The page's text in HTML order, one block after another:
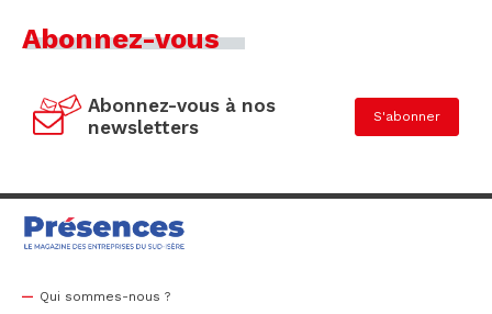
Abonnez-vous
Abonnez-vous à nos
newsletters
S'abonner
Qui sommes-nous ?